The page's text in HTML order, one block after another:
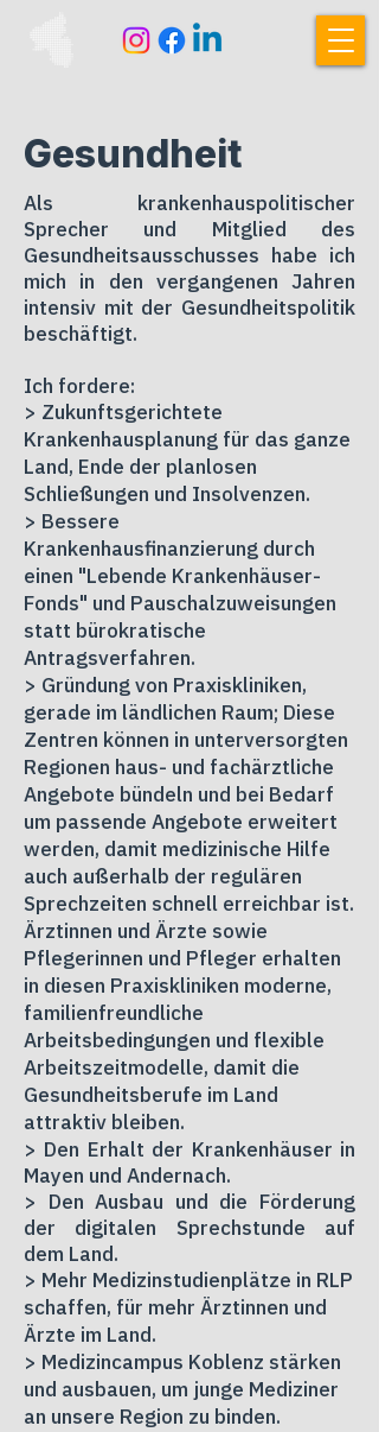
Gesundheit
Als krankenhauspolitischer
Sprecher und Mitglied des
Gesundheitsausschusses habe ich
mich in den vergangenen Jahren
intensiv mit der Gesundheitspolitik
beschäftigt.
Ich fordere:
> Zukunftsgerichtete
Krankenhausplanung für das ganze
Land, Ende der planlosen
Schließungen und Insolvenzen.
> Bessere
Krankenhausfinanzierung durch
einen "Lebende Krankenhäuser-
Fonds" und Pauschalzuweisungen
statt bürokratische
Antragsverfahren.
> Gründung von Praxiskliniken,
gerade im ländlichen Raum; Diese
Zentren können in unterversorgten
Regionen haus- und fachärztliche
Angebote bündeln und bei Bedarf
um passende Angebote erweitert
werden, damit medizinische Hilfe
auch außerhalb der regulären
Sprechzeiten schnell erreichbar ist.
Ärztinnen und Ärzte sowie
Pflegerinnen und Pfleger erhalten
in diesen Praxiskliniken moderne,
familienfreundliche
Arbeitsbedingungen und flexible
Arbeitszeitmodelle, damit die
Gesundheitsberufe im Land
attraktiv bleiben.
> Den Erhalt der Krankenhäuser in
Mayen und Andernach.
> Den Ausbau und die Förderung
der digitalen Sprechstunde auf
dem Land.
> Mehr Medizinstudienplätze in RLP
schaffen, für mehr Ärztinnen und
Ärzte im Land.
> Medizincampus Koblenz stärken
und ausbauen, um junge Mediziner
an unsere Region zu binden.